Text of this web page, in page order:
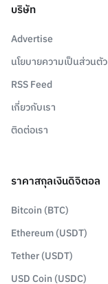
บริษัท
Advertise
นโยบายความเป็นส่วนตัว
RSS Feed
เกี่ยวกับเรา
ติดต่อเรา
ราคาสกุลเงินดิจิตอล
Bitcoin (BTC)
Ethereum (USDT)
Tether (USDT)
USD Coin (USDC)